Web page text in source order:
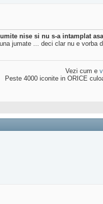
nise si nu s-a intamplat
jumate ... deci clar nu e
Vezi cum e
Peste 4000 iconite in ORICE